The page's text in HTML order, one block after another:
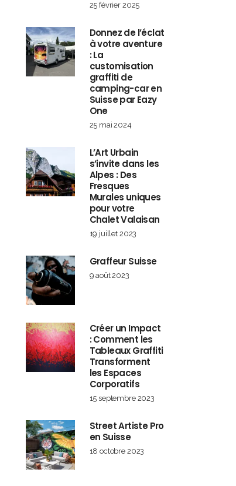
25 février 2025
Donnez de l’éclat
à votre aventure
: La
customisation
graffiti de
camping-car en
Suisse par Eazy
One
25 mai 2024
L’Art Urbain
s’invite dans les
Alpes : Des
Fresques
Murales uniques
pour votre
Chalet Valaisan
19 juillet 2023
Graffeur Suisse
9 août 2023
Créer un Impact
: Comment les
Tableaux Graffiti
Transforment
les Espaces
Corporatifs
15 septembre 2023
Street Artiste Pro
en Suisse
18 octobre 2023